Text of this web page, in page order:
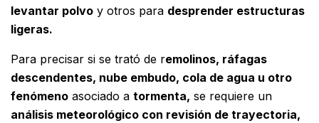
levantar polvo y otros para desprender estructuras
ligeras.
Para precisar si se trató de remolinos, ráfagas
descendentes, nube embudo, cola de agua u otro
fenómeno asociado a tormenta, se requiere un
análisis meteorológico con revisión de trayectoria,